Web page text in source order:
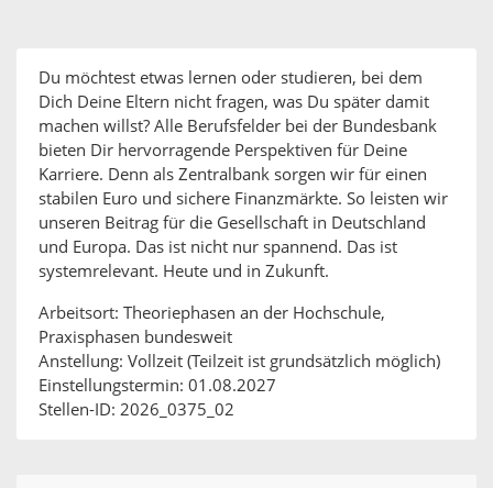
Du möchtest etwas lernen oder studieren, bei dem
Dich Deine Eltern nicht fragen, was Du später damit
machen willst? Alle Berufsfelder bei der Bundesbank
bieten Dir hervorragende Perspektiven für Deine
Karriere. Denn als Zentralbank sorgen wir für einen
stabilen Euro und sichere Finanzmärkte. So leisten wir
unseren Beitrag für die Gesellschaft in Deutschland
und Europa. Das ist nicht nur spannend. Das ist
systemrelevant. Heute und in Zukunft.
Arbeitsort: Theoriephasen an der Hochschule,
Praxisphasen bundesweit
Anstellung: Vollzeit (Teilzeit ist grundsätzlich möglich)
Einstellungstermin: 01.08.2027
Stellen-ID: 2026_0375_02